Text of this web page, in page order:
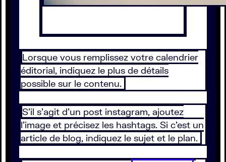
Lorsque vous remplissez votre calendrier
éditorial, indiquez le plus de détails
possible sur le contenu.
S’il s’agit d’un post instagram, ajoutez
l’image et précisez les hashtags. Si c’est un
article de blog, indiquez le sujet et le plan.